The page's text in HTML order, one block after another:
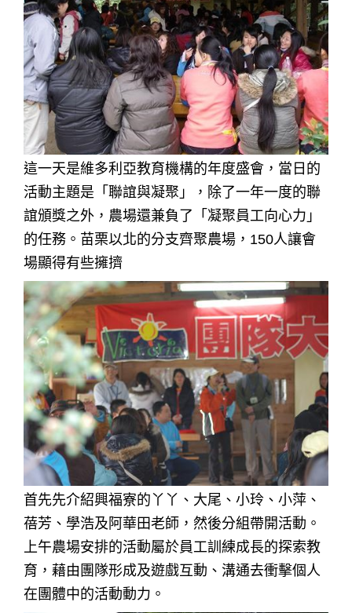
這一天是維多利亞教育機構的年度盛會，當日的
活動主題是「聯誼與凝聚」，除了一年一度的聯
誼頒獎之外，農場還兼負了「凝聚員工向心力」
的任務。苗栗以北的分支齊聚農場，150人讓會
場顯得有些擁擠
首先先介紹興福寮的丫丫、大尾、小玲、小萍、
蓓芳、學浩及阿華田老師，然後分組帶開活動。
上午農場安排的活動屬於員工訓練成長的探索教
育，藉由團隊形成及遊戲互動、溝通去衝擊個人
在團體中的活動動力。